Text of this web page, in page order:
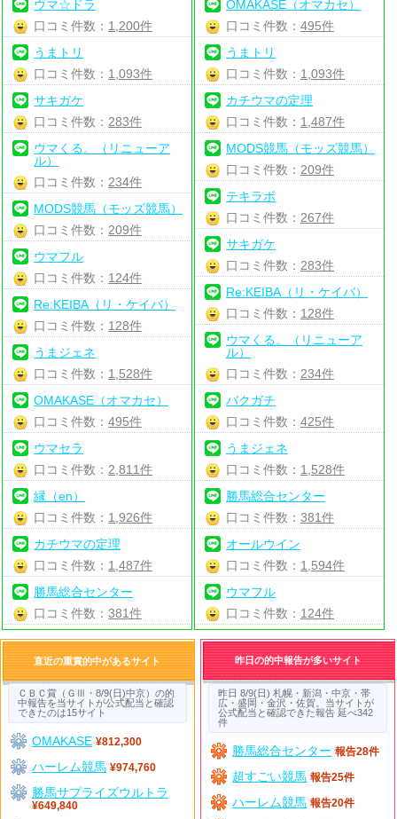
ウマ☆ドラ
口コミ件数： 1,200件
うまトリ
口コミ件数： 1,093件
サキガケ
口コミ件数： 283件
ウマくる。（リニューア
ル）
口コミ件数： 234件
MODS競馬（モッズ競馬）
口コミ件数： 209件
ウマフル
口コミ件数： 124件
Re:KEIBA（リ・ケイバ）
口コミ件数： 128件
うまジェネ
口コミ件数： 1,528件
OMAKASE（オマカセ）
口コミ件数：495件
ウマセラ
口コミ件数： 2,811件
縁（en）
口コミ件数： 1,926件
カチウマの定理
口コミ件数： 1,487件
勝馬総合センター
口コミ件数：381件
OMAKASE（オマカセ）
口コミ件数： 495件
うまトリ
口コミ件数： 1,093件
カチウマの定理
口コミ件数： 1,487件
MODS競馬（モッズ競馬）
口コミ件数： 209件
テキラボ
口コミ件数： 267件
サキガケ
口コミ件数： 283件
Re:KEIBA（リ・ケイバ）
口コミ件数： 128件
ウマくる。（リニューア
ル）
口コミ件数： 234件
バクガチ
口コミ件数： 425件
うまジェネ
口コミ件数： 1,528件
勝馬総合センター
口コミ件数： 381件
オールウイン
口コミ件数： 1,594件
ウマフル
口コミ件数： 124件
直近の重賞的中があるサイト
ＣＢＣ賞（ＧⅢ・8/9(日)中京）の的
中報告を当サイトが公式配当と確認
できたのは15サイト
OMAKASE ¥812,300
ハーレム競馬 ¥974,760
勝馬サプライズウルトラ
¥649,840
昨日の的中報告が多いサイト
昨日 8/9(日) 札幌・新潟・中京・帯
広・盛岡・金沢・佐賀。当サイトが
公式配当と確認できた報告 延べ342
件
勝馬総合センター 報告28件
超すごい競馬 報告25件
ハーレム競馬 報告20件